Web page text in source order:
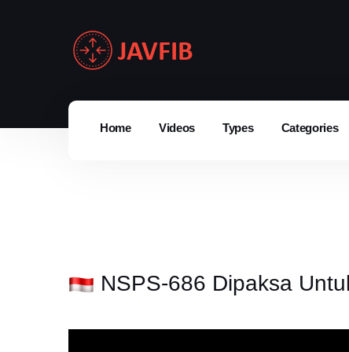
Home Videos Types Categories
NSPS-686 Dipaksa